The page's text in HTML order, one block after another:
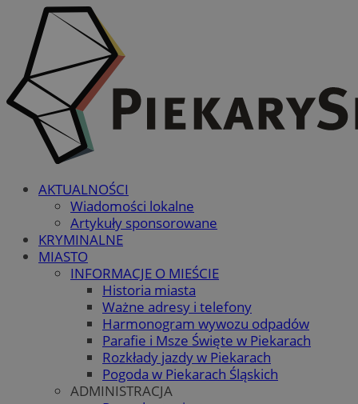
AKTUALNOŚCI
Wiadomości lokalne
Artykuły sponsorowane
KRYMINALNE
MIASTO
INFORMACJE O MIEŚCIE
Historia miasta
Ważne adresy i telefony
Harmonogram wywozu odpadów
Parafie i Msze Święte w Piekarach
Rozkłady jazdy w Piekarach
Pogoda w Piekarach Śląskich
ADMINISTRACJA